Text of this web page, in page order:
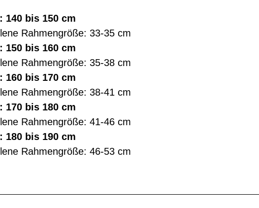
140 bis 150 cm
Rahmengröße: 33-35 cm
150 bis 160 cm
Rahmengröße: 35-38 cm
160 bis 170 cm
Rahmengröße: 38-41 cm
170 bis 180 cm
Rahmengröße: 41-46 cm
180 bis 190 cm
Rahmengröße: 46-53 cm